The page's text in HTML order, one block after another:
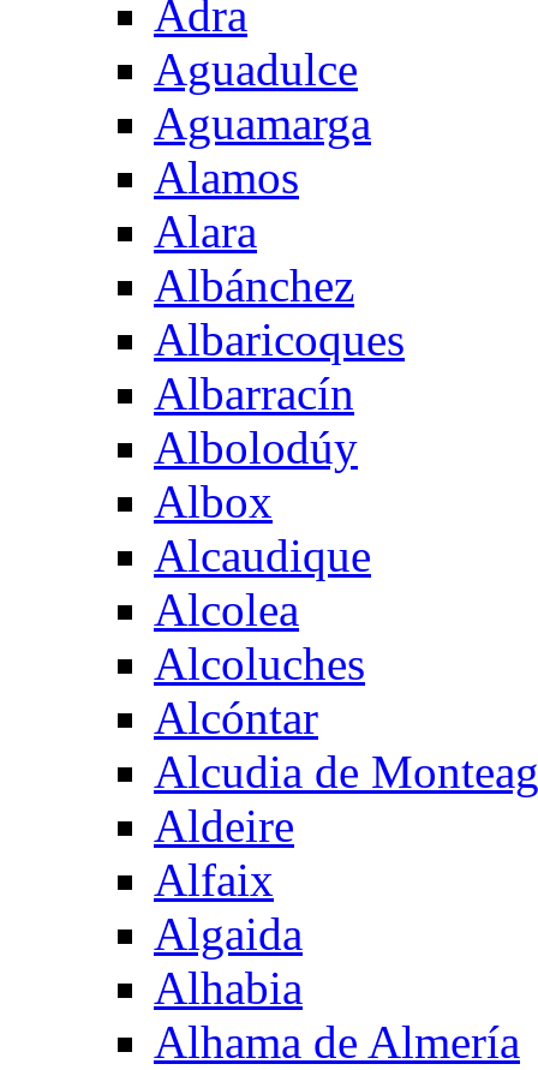
Adra
Aguadulce
Aguamarga
Alamos
Alara
Albánchez
Albaricoques
Albarracín
Albolodúy
Albox
Alcaudique
Alcolea
Alcoluches
Alcóntar
Alcudia de
Aldeire
Alfaix
Algaida
Alhabia
Alhama de Almería